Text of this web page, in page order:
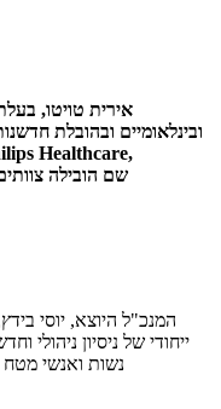
אירית טויטו,
ובינלאומיים ובהובלת
המנכ"ל היוצא, יוסי
ייחודי של ניסיון ניהולי
נשות ואנשי